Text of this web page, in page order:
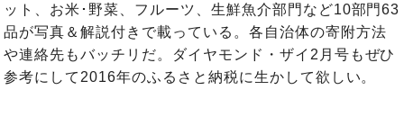
ット、お米･野菜、フルーツ、生鮮魚介部門など10部門63
品が写真＆解説付きで載っている。各自治体の寄附方法
や連絡先もバッチリだ。ダイヤモンド・ザイ2月号もぜひ
参考にして2016年のふるさと納税に生かして欲しい。